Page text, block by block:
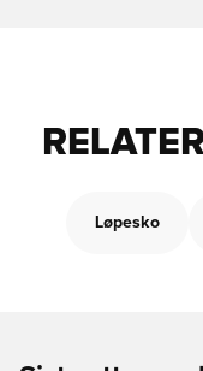
Løpesko